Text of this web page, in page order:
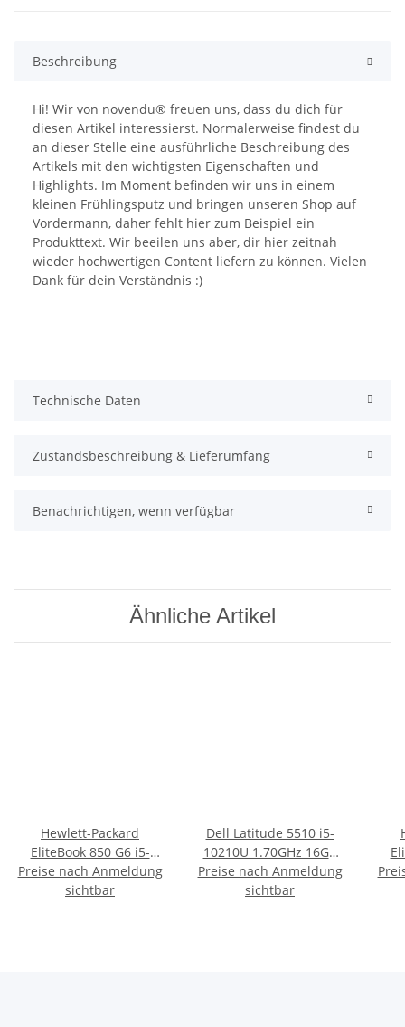
Beschreibung
Hi! Wir von novendu® freuen uns, dass du dich für
diesen Artikel interessierst. Normalerweise findest du
an dieser Stelle eine ausführliche Beschreibung des
Artikels mit den wichtigsten Eigenschaften und
Highlights. Im Moment befinden wir uns in einem
kleinen Frühlingsputz und bringen unseren Shop auf
Vordermann, daher fehlt hier zum Beispiel ein
Produkttext. Wir beeilen uns aber, dir hier zeitnah
wieder hochwertigen Content liefern zu können. Vielen
Dank für dein Verständnis :)
Technische Daten
Zustandsbeschreibung & Lieferumfang
Benachrichtigen, wenn verfügbar
Ähnliche Artikel
Hewlett-Packard
EliteBook 850 G6 i5-
8365U 128GB/16GB
Win10 Pro
Preise nach Anmeldung
sichtbar
Dell Latitude 5510 i5-
10210U 1.70GHz 16GB
256GB Win10 Pro
Preise nach Anmeldung
sichtbar